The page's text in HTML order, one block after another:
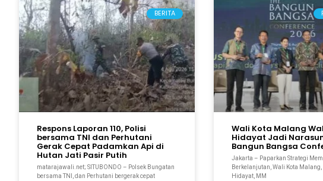
BERITA
Respons Laporan 110, Polisi
bersama TNI dan Perhutani
Gerak Cepat Padamkan Api di
Hutan Jati Pasir Putih
matarajawali.net; SITUBONDO – Polsek Bungatan
bersama TNI, dan Perhutani bergerak cepat
Wali Kota Malang
Hidayat Jadi
Bangun Bangsa
Jakarta – Paparkan Strategi
Berkelanjutan, Wali Kota Malang,
Hidayat, MM